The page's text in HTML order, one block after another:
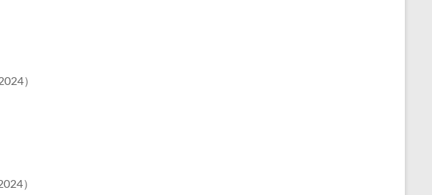
）
）